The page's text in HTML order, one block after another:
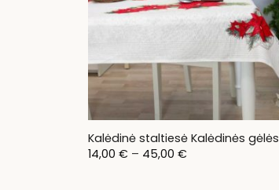
Kalėdinė staltiesė Kalėdinės gėlės
14,00 € – 45,00 €Price